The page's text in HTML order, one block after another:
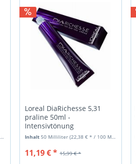
Loreal DiaRichesse 5,31
praline 50ml -
Intensivtönung
Inhalt 50 Milliliter (22,38 € * / 100 Milliliter)
15,99 € *
11,19 € *